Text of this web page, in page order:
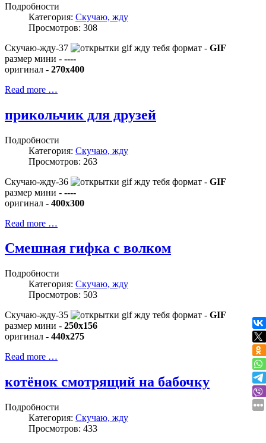
Подробности
Категория: Скучаю, жду
Просмотров: 308
Скучаю-жду-37
формат - GIF
размер мини - ----
оригинал - 270x400
Read more …
прикольчик для друзей
Подробности
Категория: Скучаю, жду
Просмотров: 263
Скучаю-жду-36
формат - GIF
размер мини - ----
оригинал - 400x300
Read more …
Смешная гифка с волком
Подробности
Категория: Скучаю, жду
Просмотров: 503
Скучаю-жду-35
формат - GIF
размер мини - 250x156
оригинал - 440x275
Read more …
котёнок смотрящий на бабочку
Подробности
Категория: Скучаю, жду
Просмотров: 433